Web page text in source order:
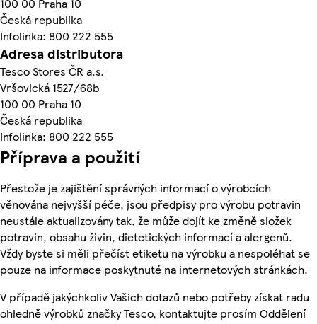
Česká republika
Infolinka: 800 222 555
Adresa distributora
Tesco Stores ČR a.s.
Vršovická 1527/68b
100 00 Praha 10
Česká republika
Infolinka: 800 222 555
Příprava a použití
Přestože je zajištění správných informací o výrobcích
věnována nejvyšší péče, jsou předpisy pro výrobu potravin
neustále aktualizovány tak, že může dojít ke změně složek
potravin, obsahu živin, dietetických informací a alergenů.
Vždy byste si měli přečíst etiketu na výrobku a nespoléhat se
pouze na informace poskytnuté na internetových stránkách.
V případě jakýchkoliv Vašich dotazů nebo potřeby získat radu
ohledně výrobků značky Tesco, kontaktujte prosím Oddělení